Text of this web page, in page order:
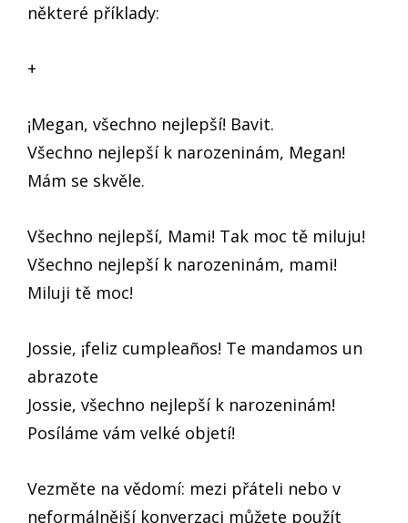
některé příklady:
+
¡Megan, všechno nejlepší! Bavit.
Všechno nejlepší k narozeninám, Megan!
Mám se skvěle.
Všechno nejlepší, Mami! Tak moc tě miluju!
Všechno nejlepší k narozeninám, mami!
Miluji tě moc!
Jossie, ¡feliz cumpleaños! Te mandamos un
abrazote
Jossie, všechno nejlepší k narozeninám!
Posíláme vám velké objetí!
Vezměte na vědomí: mezi přáteli nebo v
neformálnější konverzaci můžete použít